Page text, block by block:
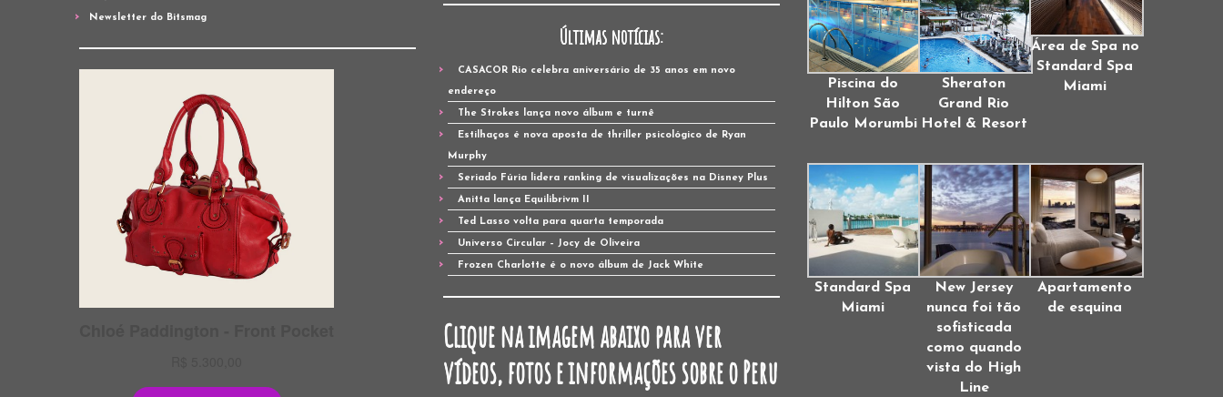
Newsletter do Bitsmag
Últimas notícias:
CASACOR Rio celebra aniversário de 35 anos em novo
endereço
The Strokes lança novo álbum e turnê
Estilhaços é nova aposta de thriller psicológico de Ryan
Murphy
Seriado Fúria lidera ranking de visualizações na Disney Plus
Anitta lança Equilibrivm II
Ted Lasso volta para quarta temporada
Universo Circular – Jocy de Oliveira
Frozen Charlotte é o novo álbum de Jack White
Clique na imagem abaixo para ver
vídeos, fotos e informações sobre o Peru
Piscina do
Hilton São
Paulo Morumbi
Sheraton
Grand Rio
Hotel & Resort
Área de Spa no
Standard Spa
Miami
Standard Spa
Miami
New Jersey
nunca foi tão
sofisticada
como quando
vista do High
Line
Apartamento
de esquina